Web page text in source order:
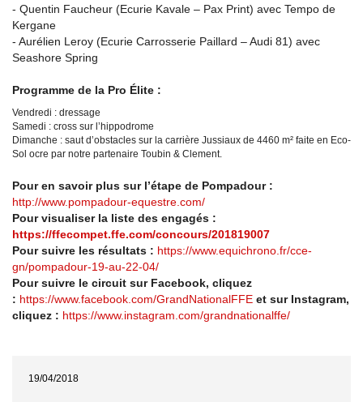
- Quentin Faucheur (Ecurie Kavale – Pax Print) avec Tempo de
Kergane
- Aurélien Leroy (Ecurie Carrosserie Paillard – Audi 81) avec
Seashore Spring
Programme de la Pro Élite :
Vendredi : dressage
Samedi : cross sur l’hippodrome
Dimanche : saut d’obstacles sur la carrière Jussiaux de 4460 m² faite en Eco-
Sol ocre par notre partenaire Toubin & Clement.
Pour en savoir plus sur l’étape de Pompadour :
http://www.pompadour-equestre.com/
Pour visualiser la liste des engagés :
https://ffecompet.ffe.com/concours/201819007
Pour suivre les résultats : https://www.equichrono.fr/cce-
gn/pompadour-19-au-22-04/
Pour suivre le circuit sur Facebook, cliquez
: https://www.facebook.com/GrandNationalFFE et sur Instagram,
cliquez : https://www.instagram.com/grandnationalffe/
19/04/2018